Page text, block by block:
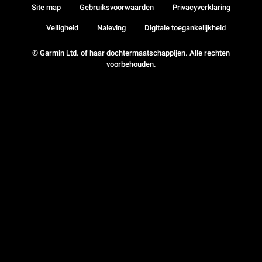
© Garmin Ltd. of haar dochtermaatschappijen. Alle rechten
voorbehouden.
Site map Gebruiksvoorwaarden Privacyverklaring
Veiligheid Naleving Digitale toegankelijkheid